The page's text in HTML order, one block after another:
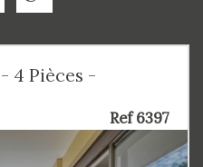
4 Pièces -
Ref 6397